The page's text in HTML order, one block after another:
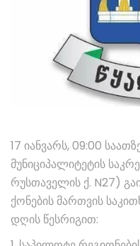
17 იანვარს, 09:00
მუნიციპალიტეტის
რუსთაველის ქ. N27)
ქონების მართვის
დღის წესრიგით: